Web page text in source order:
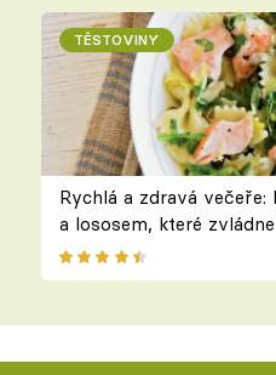
TĚSTOVINY
Rychlá a zdravá
a lososem, které